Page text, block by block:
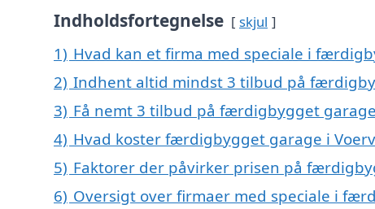
Indholdsfortegnelse skjul
1) Hvad kan et firma med speciale i
2) Indhent altid mindst 3 tilbud på
3) Få nemt 3 tilbud på færdigbygget
4) Hvad koster færdigbygget garage i
5) Faktorer der påvirker prisen på
6) Oversigt over firmaer med speciale i